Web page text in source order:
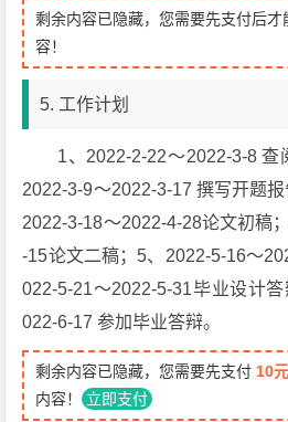
剩余内容已隐藏，您需要先支付后
容！
5. 工作计划
1、2022-2-22～2022-3-8 查
2022-3-9～2022-3-17 撰写开题报
2022-3-18～2022-4-28论文初稿
-15论文二稿；5、2022-5-16～
022-5-21～2022-5-31毕业设计
022-6-17 参加毕业答辩。
剩余内容已隐藏，您需要先支付 10元
内容！ 立即支付